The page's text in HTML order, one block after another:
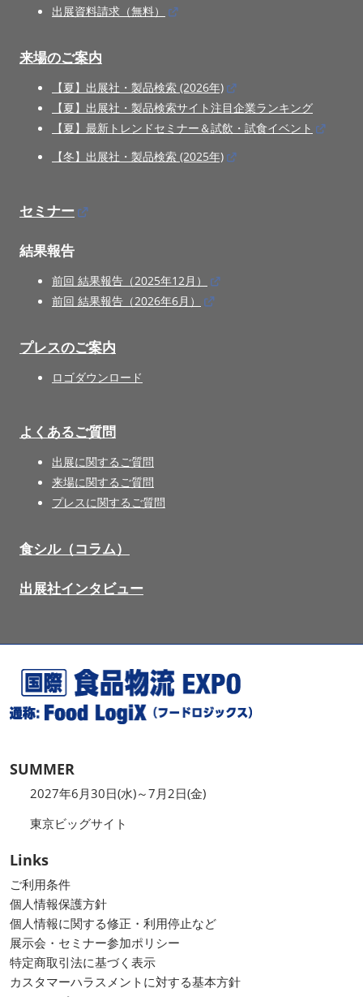
出展資料請求（無料）
来場のご案内
【夏】出展社・製品検索 (2026年)
【夏】出展社・製品検索サイト注目企業ランキング
【夏】最新トレンドセミナー＆試飲・試食イベント
【冬】出展社・製品検索 (2025年)
セミナー
結果報告
前回 結果報告（2025年12月）
前回 結果報告（2026年6月）
プレスのご案内
ロゴダウンロード
よくあるご質問
出展に関するご質問
来場に関するご質問
プレスに関するご質問
食シル（コラム）
出展社インタビュー
SUMMER
2027年6月30日(水)～7月2日(金)
東京ビッグサイト
Links
ご利用条件
個人情報保護方針
個人情報に関する修正・利用停止など
展示会・セミナー参加ポリシー
特定商取引法に基づく表示
カスタマーハラスメントに対する基本方針